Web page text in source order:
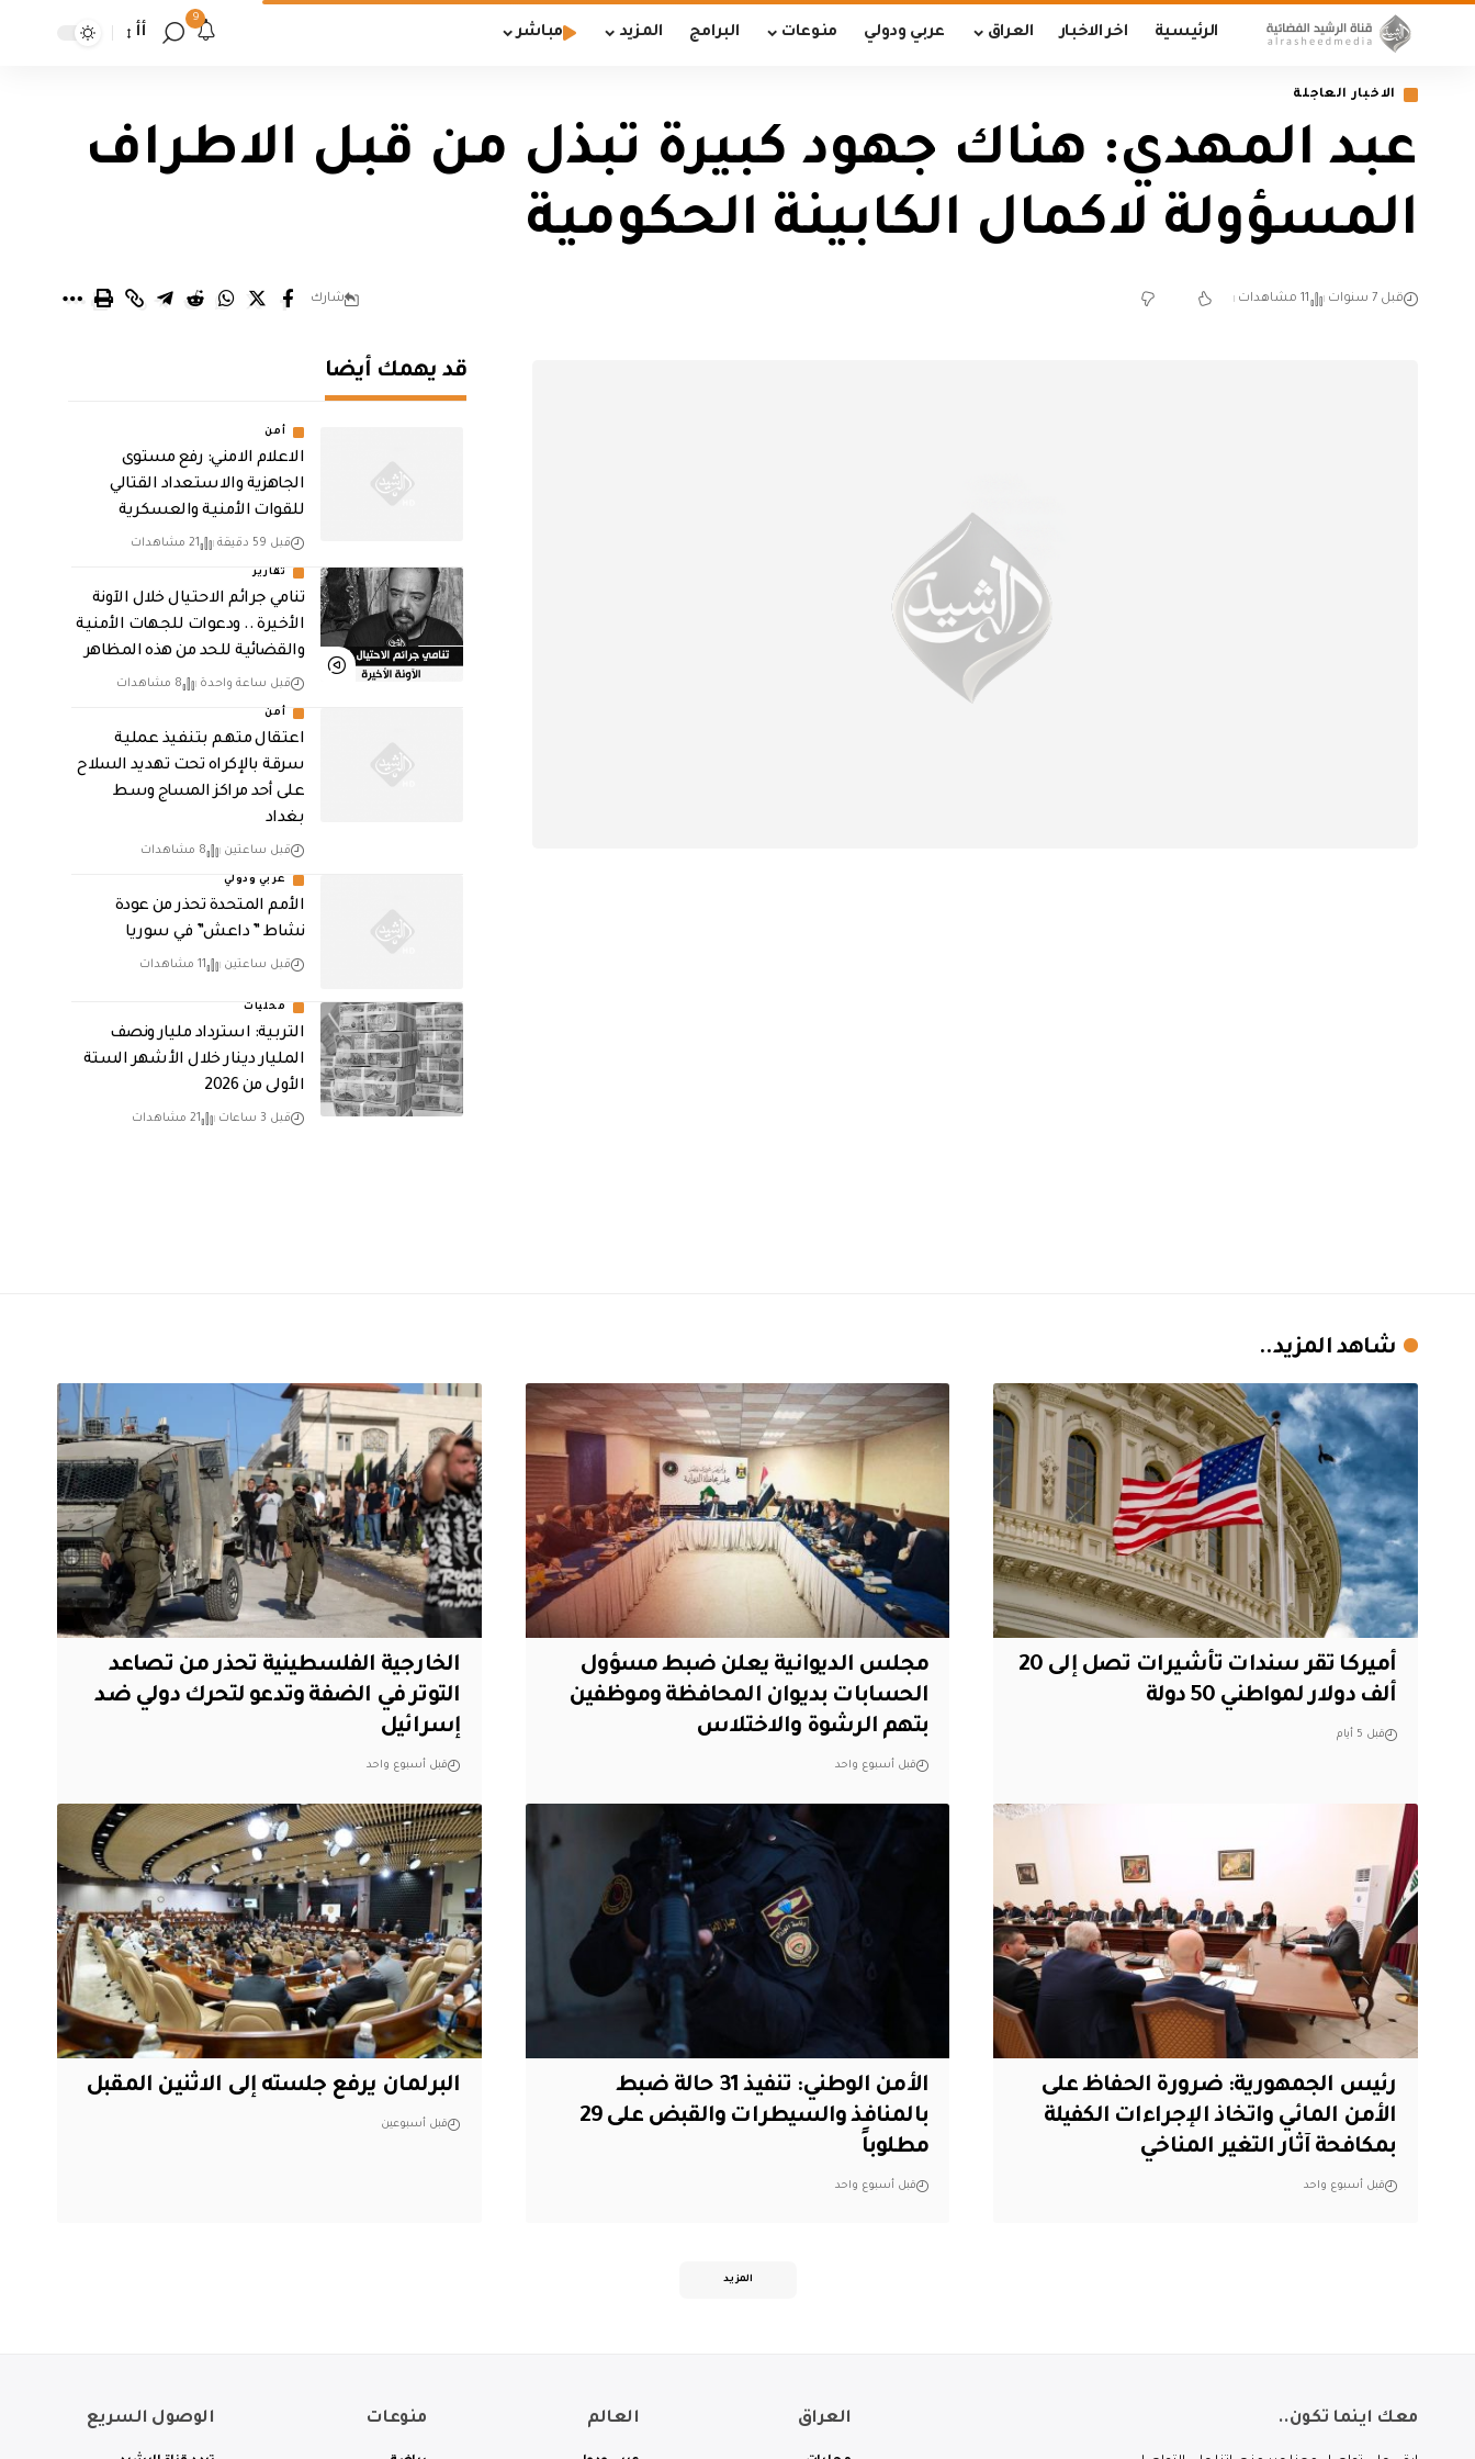
الرئيسية اخر الاخبار العراق عربي ودولي منوعات البرامج المزيد مباشر
9
أأ
الاخبار العاجلة
عبد المهدي: هناك جهود كبيرة تبذل من قبل الاطراف
المسؤولة لاكمال الكابينة الحكومية
قبل 7 سنوات 11 مشاهدات شارك
قد يهمك أيضا
أمن
الاعلام الامني: رفع مستوى
الجاهزية والاستعداد القتالي
للقوات الأمنية والعسكرية
قبل 59 دقيقة 21 مشاهدات
تقارير
تنامي جرائم الاحتيال خلال الآونة
الأخيرة .. ودعوات للجهات الأمنية
والقضائية للحد من هذه المظاهر
قبل ساعة واحدة 8 مشاهدات
أمن
اعتقال متهم بتنفيذ عملية
سرقة بالإكراه تحت تهديد السلاح
على أحد مراكز المساج وسط
بغداد
قبل ساعتين 8 مشاهدات
عربي ودولي
الأمم المتحدة تحذر من عودة
نشاط ” داعش” في سوريا
قبل ساعتين 11 مشاهدات
محليات
التربية: استرداد مليار ونصف
المليار دينار خلال الأشهر الستة
الأولى من 2026
قبل 3 ساعات 21 مشاهدات
شاهد المزيد..
أميركا تقر سندات تأشيرات تصل إلى 20
ألف دولار لمواطني 50 دولة
قبل 5 أيام
مجلس الديوانية يعلن ضبط مسؤول
الحسابات بديوان المحافظة وموظفين
بتهم الرشوة والاختلاس
قبل أسبوع واحد
الخارجية الفلسطينية تحذر من تصاعد
التوتر في الضفة وتدعو لتحرك دولي ضد
إسرائيل
قبل أسبوع واحد
رئيس الجمهورية: ضرورة الحفاظ على
الأمن المائي واتخاذ الإجراءات الكفيلة
بمكافحة آثار التغير المناخي
قبل أسبوع واحد
الأمن الوطني: تنفيذ 31 حالة ضبط
بالمنافذ والسيطرات والقبض على 29
مطلوباً
قبل أسبوع واحد
البرلمان يرفع جلسته إلى الاثنين المقبل
قبل أسبوعين
المزيد
معك اينما تكون.. العراق العالم منوعات الوصول السريع